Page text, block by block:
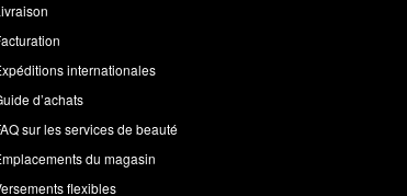
internationales
d’achats
sur les services de beauté
du magasin
flexibles